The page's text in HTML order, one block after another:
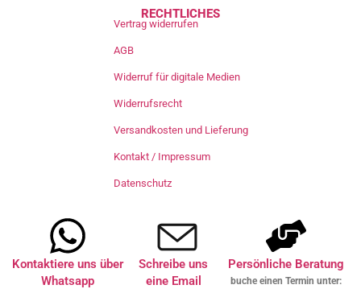
RECHTLICHES
Vertrag widerrufen
AGB
Widerruf für digitale Medien
Widerrufsrecht
Versandkosten und Lieferung
Kontakt / Impressum
Datenschutz
Kontaktiere uns über
Whatsapp
Schreibe uns
eine Email
Persönliche Beratung
buche einen Termin unter: